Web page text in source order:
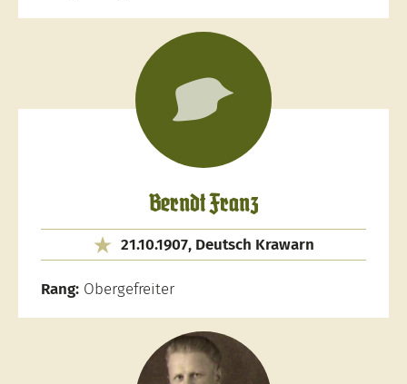
Berndt Franz
21.10.1907, Deutsch Krawarn
Rang: Obergefreiter